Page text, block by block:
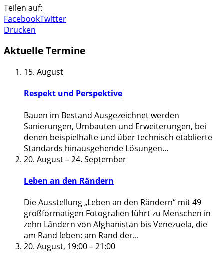
Teilen auf:
FacebookTwitter
Drucken
Aktuelle Termine
15. August
Respekt und Perspektive
Bauen im Bestand Ausgezeichnet werden
Sanierungen, Umbauten und Erweiterungen, bei
denen beispielhafte und über technisch etablierte
Standards hinausgehende Lösungen...
20. August–24. September
Leben an den Rändern
Die Ausstellung „Leben an den Rändern“ mit 49
großformatigen Fotografien führt zu Menschen in
zehn Ländern von Afghanistan bis Venezuela, die
am Rand leben: am Rand der...
20. August, 19:00–21:00